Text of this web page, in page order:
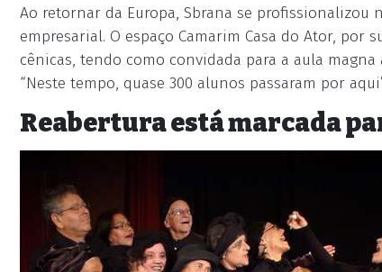
Ao retornar da Europa, Sbrana se
empresarial. O espaço Camarim Casa do Ator, por
cênicas, tendo como convidada para a aula
“Neste tempo, quase 300 alunos passaram por
Reabertura está marcada